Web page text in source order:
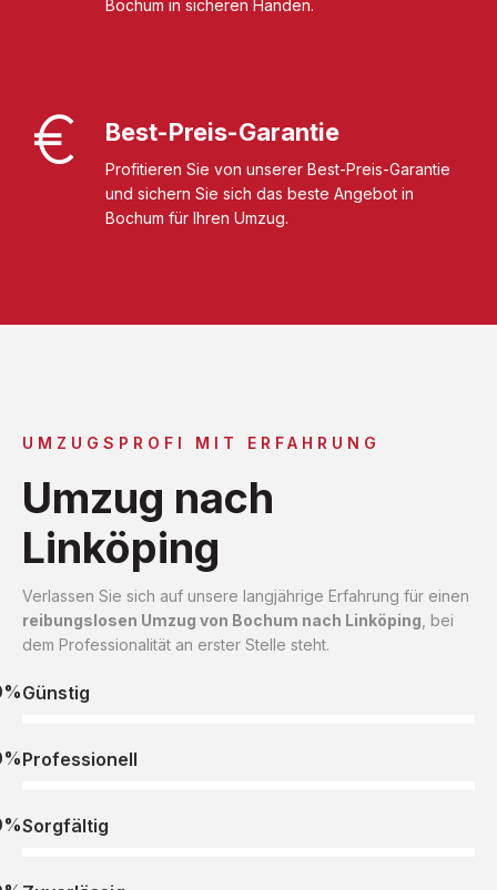
Bochum in sicheren Händen.
Best-Preis-Garantie
Profitieren Sie von unserer Best-Preis-Garantie
und sichern Sie sich das beste Angebot in
Bochum für Ihren Umzug.
UMZUGSPROFI MIT ERFAHRUNG
Umzug nach
Linköping
Verlassen Sie sich auf unsere langjährige Erfahrung für einen
reibungslosen Umzug von Bochum nach Linköping , bei
dem Professionalität an erster Stelle steht.
Günstig
Professionell
Sorgfältig